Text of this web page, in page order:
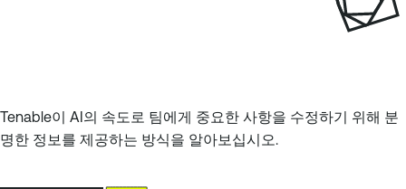
Tenable이 AI의 속도로 팀에게 중요한 사항을 수정하기 위해 분
명한 정보를 제공하는 방식을 알아보십시오.